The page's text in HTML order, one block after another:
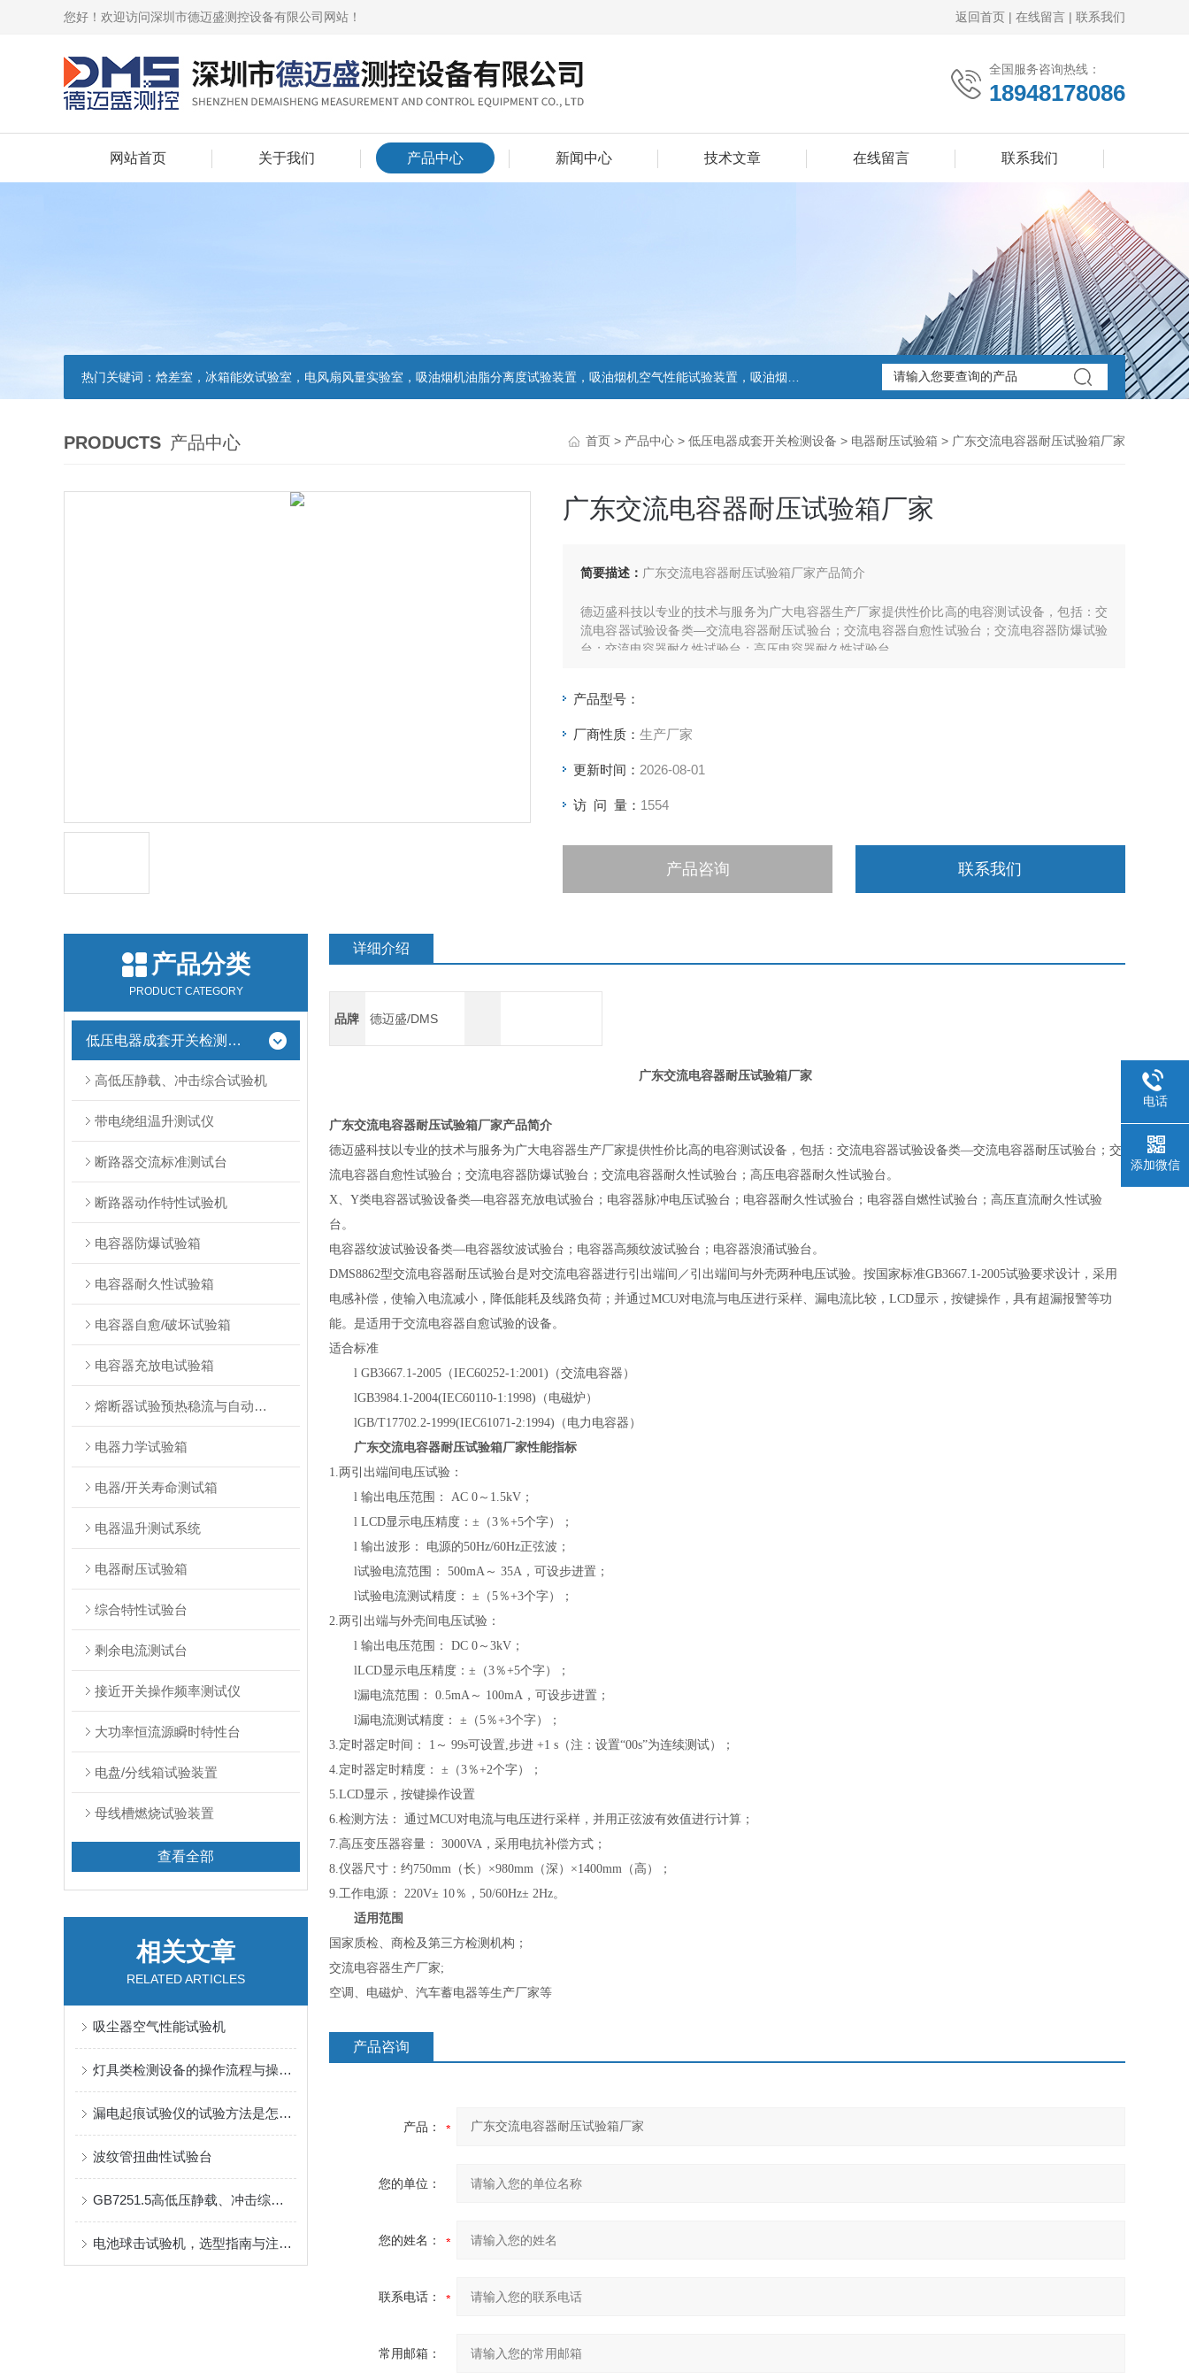
您好！欢迎访问深圳市德迈盛测控设备有限公司网站！ 返回首页 | 在线留言 | 联系我们
全国服务咨询热线：
18948178086
网站首页 关于我们 产品中心 新闻中心 技术文章 在线留言 联系我们
热门关键词： 焓差室，冰箱能效试验室，电风扇风量实验室，吸油烟机油脂分离度试验装置，吸油烟机空气性能试验装置，吸油烟机气味降低度试验装置，电池挤压试验机，电池短路试验机,电池重物冲击试验机,电池自由跌落试验机,电池燃烧试验机,电池洗涤试验机,电池挤压试验机
PRODUCTS 产品中心 首页 > 产品中心 > 低压电器成套开关检测设备 > 电器耐压试验箱 > 广东交流电容器耐压试验箱厂家
广东交流电容器耐压试验箱厂家
简要描述： 广东交流电容器耐压试验箱厂家产品简介
德迈盛科技以专业的技术与服务为广大电容器生产厂家提供性价比高的电容测试设备，包括：交
流电容器试验设备类—交流电容器耐压试验台；交流电容器自愈性试验台；交流电容器防爆试验
台；交流电容器耐久性试验台；高压电容器耐久性试验台。
产品型号：
厂商性质： 生产厂家
更新时间： 2026-08-01
访 问 量： 1554
产品咨询 联系我们
产品分类
PRODUCT CATEGORY
低压电器成套开关检测设备
高低压静载、冲击综合试验机
带电绕组温升测试仪
断路器交流标准测试台
断路器动作特性试验机
电容器防爆试验箱
电容器耐久性试验箱
电容器自愈/破坏试验箱
电容器充放电试验箱
熔断器试验预热稳流与自动转换装置测试台
电器力学试验箱
电器/开关寿命测试箱
电器温升测试系统
电器耐压试验箱
综合特性试验台
剩余电流测试台
接近开关操作频率测试仪
大功率恒流源瞬时特性台
电盘/分线箱试验装置
母线槽燃烧试验装置
查看全部
相关文章
RELATED ARTICLES
吸尘器空气性能试验机
灯具类检测设备的操作流程与操作技巧分享
漏电起痕试验仪的试验方法是怎样的？
波纹管扭曲性试验台
GB7251.5高低压静载、冲击综合试验机
电池球击试验机，选型指南与注意事项
详细介绍
品牌 德迈盛/DMS
广东交流电容器耐压试验箱厂家
广东交流电容器耐压试验箱厂家产品简介
德迈盛科技以专业的技术与服务为广大电容器生产厂家提供性价比高的电容测试设备，包括：交流电容器试验设备类—交流电容器耐压试验台；交
流电容器自愈性试验台；交流电容器防爆试验台；交流电容器耐久性试验台；高压电容器耐久性试验台。
X、Y类电容器试验设备类—电容器充放电试验台；电容器脉冲电压试验台；电容器耐久性试验台；电容器自燃性试验台；高压直流耐久性试验
台。
电容器纹波试验设备类—电容器纹波试验台；电容器高频纹波试验台；电容器浪涌试验台。
DMS8862型交流电容器耐压试验台是对交流电容器进行引出端间／引出端间与外壳两种电压试验。按国家标准GB3667.1-2005试验要求设计，采用
电感补偿，使输入电流减小，降低能耗及线路负荷；并通过MCU对电流与电压进行采样、漏电流比较，LCD显示，按键操作，具有超漏报警等功
能。是适用于交流电容器自愈试验的设备。
适合标准
l GB3667.1-2005（IEC60252-1:2001)（交流电容器）
lGB3984.1-2004(IEC60110-1:1998)（电磁炉）
lGB/T17702.2-1999(IEC61071-2:1994)（电力电容器）
广东交流电容器耐压试验箱厂家性能指标
1.两引出端间电压试验：
l 输出电压范围： AC 0～1.5kV；
l LCD显示电压精度：±（3％+5个字）；
l 输出波形： 电源的50Hz/60Hz正弦波；
l试验电流范围： 500mA～ 35A，可设步进置；
l试验电流测试精度： ±（5％+3个字）；
2.两引出端与外壳间电压试验：
l 输出电压范围： DC 0～3kV；
lLCD显示电压精度：±（3％+5个字）；
l漏电流范围： 0.5mA～ 100mA，可设步进置；
l漏电流测试精度： ±（5％+3个字）；
3.定时器定时间： 1～ 99s可设置,步进 +1 s（注：设置“00s”为连续测试）；
4.定时器定时精度： ±（3％+2个字）；
5.LCD显示，按键操作设置
6.检测方法： 通过MCU对电流与电压进行采样，并用正弦波有效值进行计算；
7.高压变压器容量： 3000VA，采用电抗补偿方式；
8.仪器尺寸：约750mm（长）×980mm（深）×1400mm（高）；
9.工作电源： 220V± 10％，50/60Hz± 2Hz。
适用范围
国家质检、商检及第三方检测机构；
交流电容器生产厂家;
空调、电磁炉、汽车蓄电器等生产厂家等
产品咨询
产品：
您的单位：
您的姓名：
联系电话：
常用邮箱：
电话
添加微信